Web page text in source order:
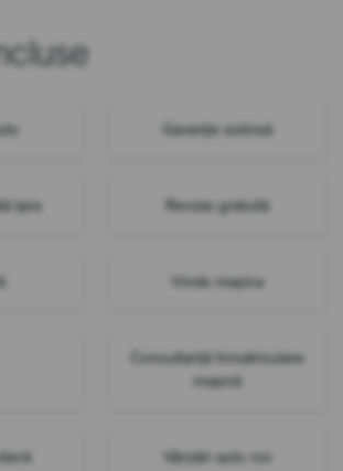
Garanție extinsă
țara Revizie gratuită
Vinde mașina
Consultanță înmatriculare
mașină
Vânzări auto noi